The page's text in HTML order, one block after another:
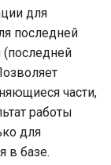
для
последней
(последней
части,
работы
для
в базе.